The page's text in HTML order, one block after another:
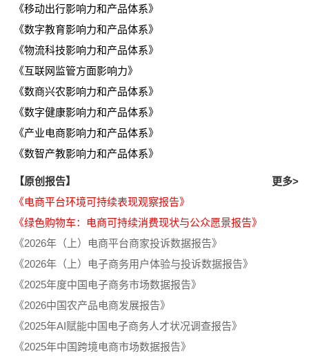
《移动出行影响力和产品体系》
《数字教育影响力和产品体系》
《物流科技影响力和产品体系》
《互联网监管方面影响力》
《数商兴农影响力和产品体系》
《数字健康影响力和产品体系》
《产业电商影响力和产品体系》
《数智产教影响力和产品体系》
【原创报告】
更多>
《电商平台环境可持续表现观察报告》
《绿色购物车：电商可持续消费现状与公众愿景报告》
《2026年（上）电商平台商家投诉数据报告》
《2026年（上）电子商务用户体验与投诉数据报告》
《2025年度中国电子商务市场数据报告》
《2026中国农产品电商发展报告》
《2025年AI赋能中国电子商务人才状况调查报告》
《2025年中国跨境电商市场数据报告》